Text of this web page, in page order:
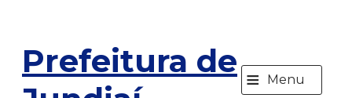
Prefeitura de ≡ Menu